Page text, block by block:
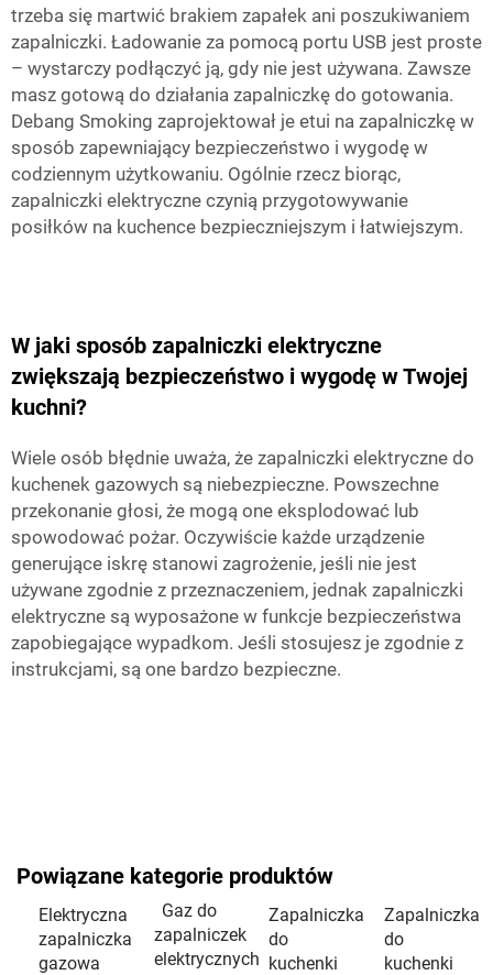
trzeba się martwić brakiem zapałek ani poszukiwaniem
zapalniczki. Ładowanie za pomocą portu USB jest proste
– wystarczy podłączyć ją, gdy nie jest używana. Zawsze
masz gotową do działania zapalniczkę do gotowania.
Debang Smoking zaprojektował je etui na zapalniczkę w
sposób zapewniający bezpieczeństwo i wygodę w
codziennym użytkowaniu. Ogólnie rzecz biorąc,
zapalniczki elektryczne czynią przygotowywanie
posiłków na kuchence bezpieczniejszym i łatwiejszym.
W jaki sposób zapalniczki elektryczne
zwiększają bezpieczeństwo i wygodę w Twojej
kuchni?
Wiele osób błędnie uważa, że zapalniczki elektryczne do
kuchenek gazowych są niebezpieczne. Powszechne
przekonanie głosi, że mogą one eksplodować lub
spowodować pożar. Oczywiście każde urządzenie
generujące iskrę stanowi zagrożenie, jeśli nie jest
używane zgodnie z przeznaczeniem, jednak zapalniczki
elektryczne są wyposażone w funkcje bezpieczeństwa
zapobiegające wypadkom. Jeśli stosujesz je zgodnie z
instrukcjami, są one bardzo bezpieczne.
Powiązane kategorie produktów
Elektryczna
zapalniczka
gazowa
Gaz do
zapalniczek
elektrycznych
Zapalniczka
do
kuchenki
Zapalniczka
do
kuchenki